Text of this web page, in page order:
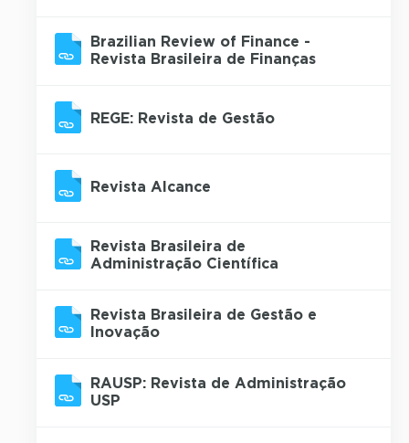
Brazilian Review of Finance -
Revista Brasileira de Finanças
REGE: Revista de Gestão
Revista Alcance
Revista Brasileira de
Administração Científica
Revista Brasileira de Gestão e
Inovação
RAUSP: Revista de Administração
USP